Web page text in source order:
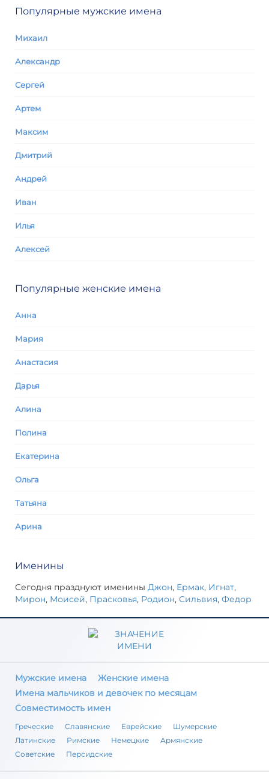
Популярные мужские имена
Михаил
Александр
Сергей
Артем
Максим
Дмитрий
Андрей
Иван
Илья
Алексей
Популярные женские имена
Анна
Мария
Анастасия
Дарья
Алина
Полина
Екатерина
Ольга
Татьяна
Арина
Именины
Сегодня празднуют именины Джон, Ермак, Игнат,
Мирон, Моисей, Прасковья, Родион, Сильвия, Федор
Мужские имена
Женские имена
Имена мальчиков и девочек по месяцам
Совместимость имен
Греческие Славянские Еврейские
Шумерские
Латинские
Римские Немецкие
Армянские
Советские
Персидские